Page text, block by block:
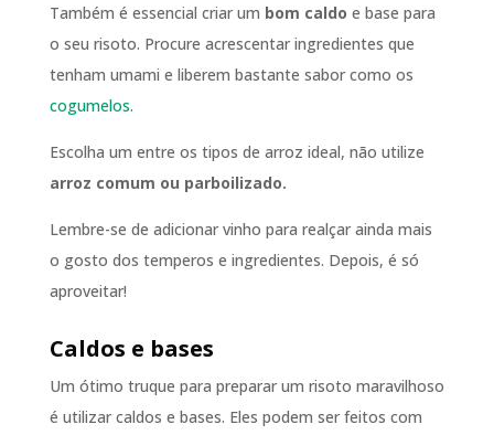
Também é essencial criar um bom caldo e base para
o seu risoto. Procure acrescentar ingredientes que
tenham umami e liberem bastante sabor como os
cogumelos.
Escolha um entre os tipos de arroz ideal, não utilize
arroz comum ou parboilizado.
Lembre-se de adicionar vinho para realçar ainda mais
o gosto dos temperos e ingredientes. Depois, é só
aproveitar!
Caldos e bases
Um ótimo truque para preparar um risoto maravilhoso
é utilizar caldos e bases. Eles podem ser feitos com